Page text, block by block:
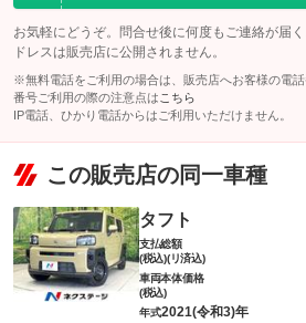
お気軽にどうぞ。問合せ後に何度もご連絡が届
ドレスは販売店に公開されません。
※無料電話をご利用の場合は、販売店へお客様の電
番号ご利用の際の注意点は こちら
IP電話、ひかり電話からはご利用いただけません。
この販売店の同一車種
タフト
支払総額
(税込)(リ済込)
車両本体価格
(税込)
年式2021(令和3)年